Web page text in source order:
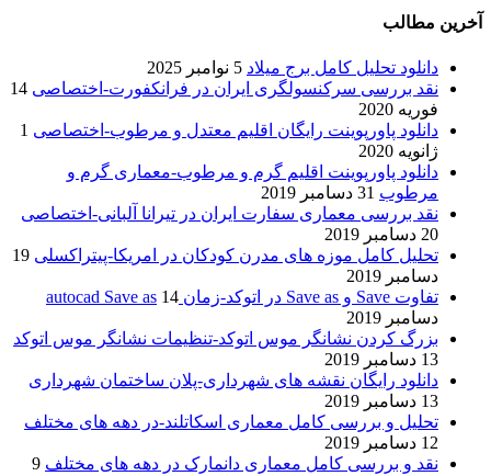
آخرین مطالب
دانلود تحلیل کامل برج میلاد 5 نوامبر 2025
نقد بررسی سرکنسولگری ایران در فرانکفورت-اختصاصی 14
فوریه 2020
دانلود پاورپوینت رایگان اقلیم معتدل و مرطوب-اختصاصی 1
ژانویه 2020
دانلود پاورپوینت اقلیم گرم و مرطوب-معماری گرم و
مرطوب 31 دسامبر 2019
نقد بررسی معماری سفارت ایران در تیرانا آلبانی-اختصاصی
20 دسامبر 2019
تحلیل کامل موزه های مدرن کودکان در امریکا-پیتراکسلی 19
دسامبر 2019
تفاوت Save و Save as در اتوکد-زمان autocad Save as
14
دسامبر 2019
بزرگ کردن نشانگر موس اتوکد-تنظیمات نشانگر موس اتوکد
13 دسامبر 2019
دانلود رایگان نقشه های شهرداری-پلان ساختمان شهرداری
13 دسامبر 2019
تحلیل و بررسی کامل معماری اسکاتلند-در دهه های مختلف
12 دسامبر 2019
نقد و بررسی کامل معماری دانمارک در دهه های مختلف 9